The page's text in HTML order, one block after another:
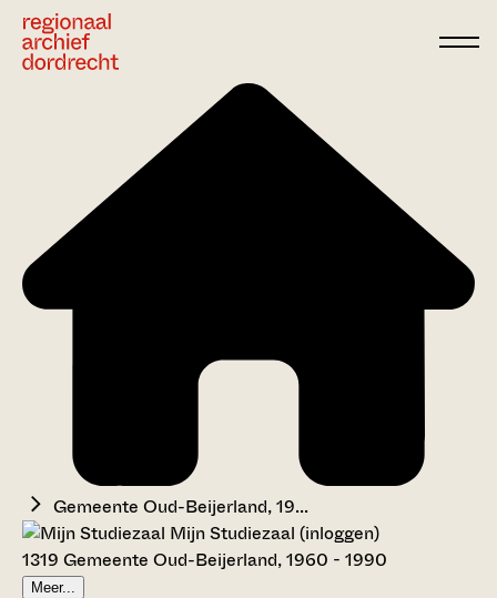
Gemeente Oud-Beijerland, 19...
Mijn Studiezaal (inloggen)
1319 Gemeente Oud-Beijerland, 1960 - 1990
Meer...